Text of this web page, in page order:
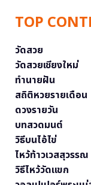
TOP
วัดสวย
วัดสวยเชียงใหม่
ทำนายฝัน
สถิติหวยรายเดือน
ดวงรายวัน
บทสวดมนต์
วิธีบนไอ้ไข่
ไหว้ท้าวเวสสุวรรณ
วิธีไหว้วัดแขก